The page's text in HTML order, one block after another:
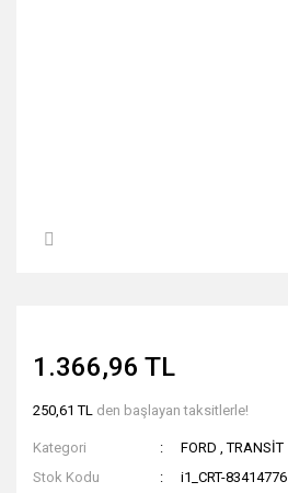
1.366,96 TL
250,61 TL den başlayan taksitlerle!
Kategori FORD ,TRANSİT
Stok Kodu
i1_CRT-83414776